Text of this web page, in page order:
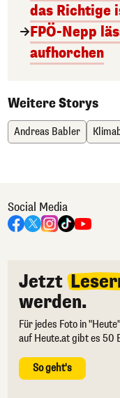
das Richtige
FPÖ-Nepp
aufhorchen
Weitere Storys
Andreas Babler
Social Media
Jetzt
werden.
Für jedes Foto in
auf Heute.at gibt es 50
So geht's